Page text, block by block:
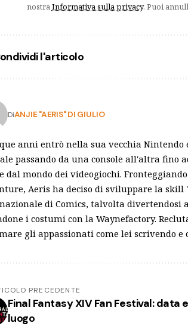
nostraInformativa sulla privacy. Puoi
l'articolo
DiANJIE "AERIS" DI GIULIO
anni entrò nella sua vecchia
passando da una console all'altra fino
dal mondo dei videogiochi.
Aeris ha deciso di sviluppare la skill
di Comics, talvolta
i costumi con la Waynefactory.
gli appassionati come lei scrivendo e
PRECEDENTE
Final Fantasy XIV Fan Festival: data e
luogo